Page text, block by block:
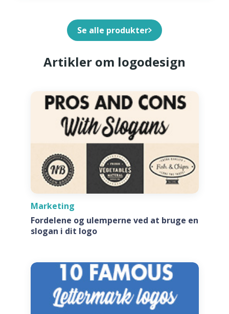
Se alle produkter
Artikler om logodesign
Marketing
Fordelene og ulemperne ved at bruge en
slogan i dit logo